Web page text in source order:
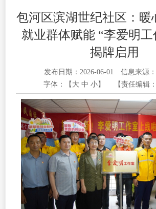
包河区滨湖世纪社区：暖
就业群体赋能 “李爱明工
揭牌启用
发布日期：2026-06-01
信息来源
字体：【 大 中 小 】 【责任编辑